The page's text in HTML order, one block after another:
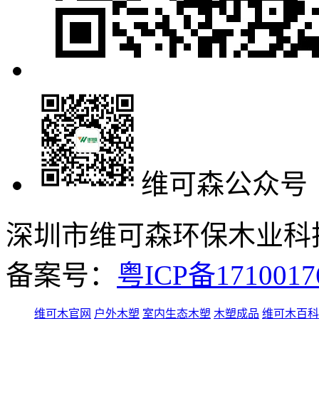
维可森公众号
深圳市维可森环保木业
备案号： 粤ICP备
维可木官网 户外木塑 室内生态木塑 木塑成品 维可木百科